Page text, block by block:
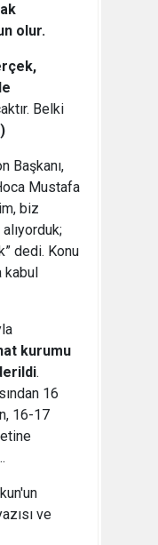
olur.
Belki
)
Başkanı,
Mustafa
biz
dedi. Konu
kabul
kurumu
.
16
16-17
ve